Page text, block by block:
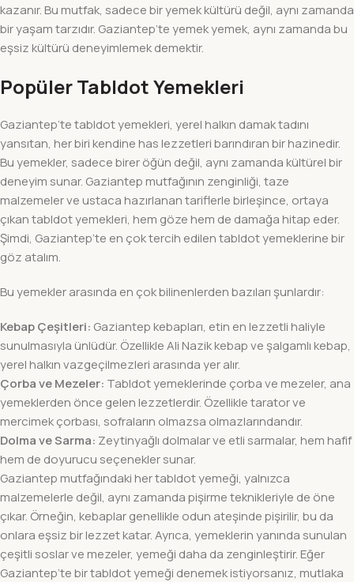
kazanır. Bu mutfak, sadece bir yemek kültürü değil, aynı zamanda
bir yaşam tarzıdır. Gaziantep’te yemek yemek, aynı zamanda bu
eşsiz kültürü deneyimlemek demektir.
Popüler Tabldot Yemekleri
Gaziantep’te tabldot yemekleri, yerel halkın damak tadını
yansıtan, her biri kendine has lezzetleri barındıran bir hazinedir.
Bu yemekler, sadece birer öğün değil, aynı zamanda kültürel bir
deneyim sunar. Gaziantep mutfağının zenginliği, taze
malzemeler ve ustaca hazırlanan tariflerle birleşince, ortaya
çıkan tabldot yemekleri, hem göze hem de damağa hitap eder.
Şimdi, Gaziantep’te en çok tercih edilen tabldot yemeklerine bir
göz atalım.
Bu yemekler arasında en çok bilinenlerden bazıları şunlardır:
Kebap Çeşitleri: Gaziantep kebapları, etin en lezzetli haliyle
sunulmasıyla ünlüdür. Özellikle Ali Nazik kebap ve şalgamlı kebap,
yerel halkın vazgeçilmezleri arasında yer alır.
Çorba ve Mezeler: Tabldot yemeklerinde çorba ve mezeler, ana
yemeklerden önce gelen lezzetlerdir. Özellikle tarator ve
mercimek çorbası, sofraların olmazsa olmazlarındandır.
Dolma ve Sarma: Zeytinyağlı dolmalar ve etli sarmalar, hem hafif
hem de doyurucu seçenekler sunar.
Gaziantep mutfağındaki her tabldot yemeği, yalnızca
malzemelerle değil, aynı zamanda pişirme teknikleriyle de öne
çıkar. Örneğin, kebaplar genellikle odun ateşinde pişirilir, bu da
onlara eşsiz bir lezzet katar. Ayrıca, yemeklerin yanında sunulan
çeşitli soslar ve mezeler, yemeği daha da zenginleştirir. Eğer
Gaziantep’te bir tabldot yemeği denemek istiyorsanız, mutlaka